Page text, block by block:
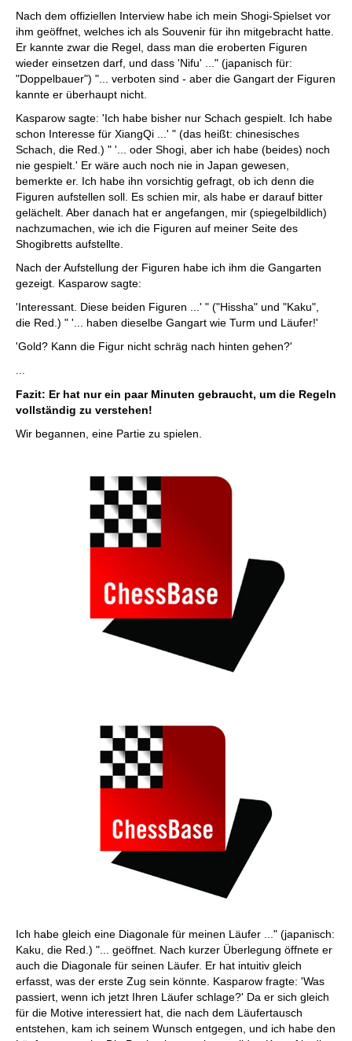
Nach dem offiziellen Interview habe ich mein Shogi-Spielset vor
ihm geöffnet, welches ich als Souvenir für ihn mitgebracht hatte.
Er kannte zwar die Regel, dass man die eroberten Figuren
wieder einsetzen darf, und dass 'Nifu' ..." (japanisch für:
"Doppelbauer") "... verboten sind - aber die Gangart der Figuren
kannte er überhaupt nicht.
Kasparow sagte: 'Ich habe bisher nur Schach gespielt. Ich habe
schon Interesse für XiangQi ...' " (das heißt: chinesisches
Schach, die Red.) " '... oder Shogi, aber ich habe (beides) noch
nie gespielt.' Er wäre auch noch nie in Japan gewesen,
bemerkte er. Ich habe ihn vorsichtig gefragt, ob ich denn die
Figuren aufstellen soll. Es schien mir, als habe er darauf bitter
gelächelt. Aber danach hat er angefangen, mir (spiegelbildlich)
nachzumachen, wie ich die Figuren auf meiner Seite des
Shogibretts aufstellte.
Nach der Aufstellung der Figuren habe ich ihm die Gangarten
gezeigt. Kasparow sagte:
'Interessant. Diese beiden Figuren ...' " ("Hissha" und "Kaku",
die Red.) " '... haben dieselbe Gangart wie Turm und Läufer!'
'Gold? Kann die Figur nicht schräg nach hinten gehen?'
...
Fazit: Er hat nur ein paar Minuten gebraucht, um die Regeln
vollständig zu verstehen!
Wir begannen, eine Partie zu spielen.
Ich habe gleich eine Diagonale für meinen Läufer ..." (japanisch:
Kaku, die Red.) "... geöffnet. Nach kurzer Überlegung öffnete er
auch die Diagonale für seinen Läufer. Er hat intuitiv gleich
erfasst, was der erste Zug sein könnte. Kasparow fragte: 'Was
passiert, wenn ich jetzt Ihren Läufer schlage?' Da er sich gleich
für die Motive interessiert hat, die nach dem Läufertausch
entstehen, kam ich seinem Wunsch entgegen, und ich habe den